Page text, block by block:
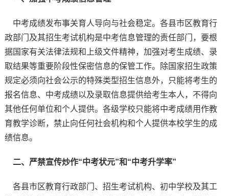
中考成绩发布事关育人导向与社会稳定。各县市区教育行
政部门及其招生考试机构是中考信息管理的责任部门，要根
据国家有关法律法规和上级文件精神，加强对考生成绩、录
取结果等重要阶段性保密信息的保管工作。除国家招生政策
规定必须向社会公示的特殊类型招生信息外，只能将考生的
报名信息、中考成绩以及录取信息提供给考生本人，不得向
其他任何单位和个人提供。各级学校只能将中考成绩用作教
育教学诊断，禁止向任何社会机构和个人提供本校学生的成
绩信息。
二、严禁宣传炒作“中考状元”和“中考升学率”
各县市区教育行政部门、招生考试机构、初中学校及其工